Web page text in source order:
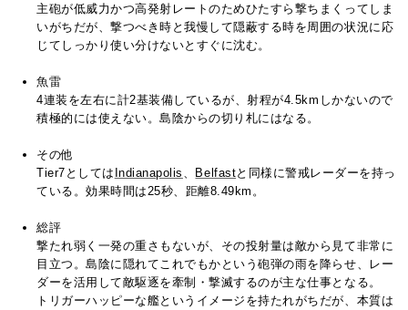
主砲が低威力かつ高発射レートのためひたすら撃ちまくってしま
いがちだが、撃つべき時と我慢して隠蔽する時を周囲の状況に応
じてしっかり使い分けないとすぐに沈む。
魚雷
4連装を左右に計2基装備しているが、射程が4.5kmしかないので
積極的には使えない。島陰からの切り札にはなる。
その他
Tier7としては Indianapolis Belfastと同様に警戒レーダーを持っ
ている。効果時間は25秒、距離8.49km。
総評
撃たれ弱く一発の重さもないが、その投射量は敵から見て非常に
目立つ。島陰に隠れてこれでもかという砲弾の雨を降らせ、レー
ダーを活用して敵駆逐を牽制・撃滅するのが主な仕事となる。
トリガーハッピーな艦というイメージを持たれがちだが、本質は